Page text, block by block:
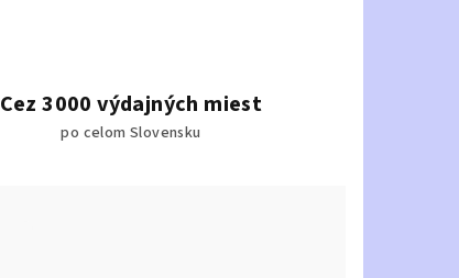
Cez 3000 výdajných miest
po celom Slovensku